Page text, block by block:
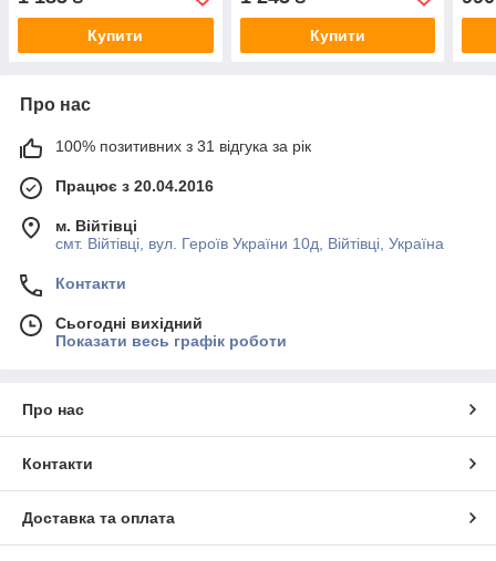
Купити Купити
Про нас
100% позитивних з 31 відгука за рік
Працює з 20.04.2016
м. Війтівці
смт. Війтівці, вул. Героїв України 10д, Війтівці, Україна
Контакти
Сьогодні вихідний
Показати весь графік роботи
Про нас
Контакти
Доставка та оплата